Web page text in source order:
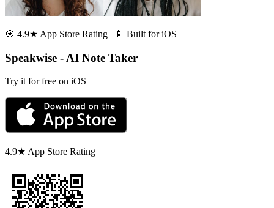
🎯 4.9★ App Store Rating | 📱 Built for iOS
Speakwise - AI Note Taker
Try it for free on iOS
4.9★ App Store Rating